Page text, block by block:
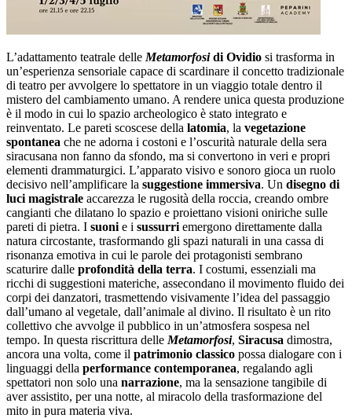
L’adattamento teatrale delle Metamorfosi di Ovidio si trasforma in
un’esperienza sensoriale capace di scardinare il concetto tradizionale
di teatro per avvolgere lo spettatore in un viaggio totale dentro il
mistero del cambiamento umano. A rendere unica questa produzione
è il modo in cui lo spazio archeologico è stato integrato e
reinventato. Le pareti scoscese della latomia, la vegetazione
spontanea che ne adorna i costoni e l’oscurità naturale della sera
siracusana non fanno da sfondo, ma si convertono in veri e propri
elementi drammaturgici. L’apparato visivo e sonoro gioca un ruolo
decisivo nell’amplificare la suggestione immersiva. Un disegno di
luci magistrale accarezza le rugosità della roccia, creando ombre
cangianti che dilatano lo spazio e proiettano visioni oniriche sulle
pareti di pietra. I suoni e i sussurri emergono direttamente dalla
natura circostante, trasformando gli spazi naturali in una cassa di
risonanza emotiva in cui le parole dei protagonisti sembrano
scaturire dalle profondità della terra. I costumi, essenziali ma
ricchi di suggestioni materiche, assecondano il movimento fluido dei
corpi dei danzatori, trasmettendo visivamente l’idea del passaggio
dall’umano al vegetale, dall’animale al divino. Il risultato è un rito
collettivo che avvolge il pubblico in un’atmosfera sospesa nel
tempo. In questa riscrittura delle Metamorfosi, Siracusa dimostra,
ancora una volta, come il patrimonio classico possa dialogare con i
linguaggi della performance contemporanea, regalando agli
spettatori non solo una narrazione, ma la sensazione tangibile di
aver assistito, per una notte, al miracolo della trasformazione del
mito in pura materia viva.